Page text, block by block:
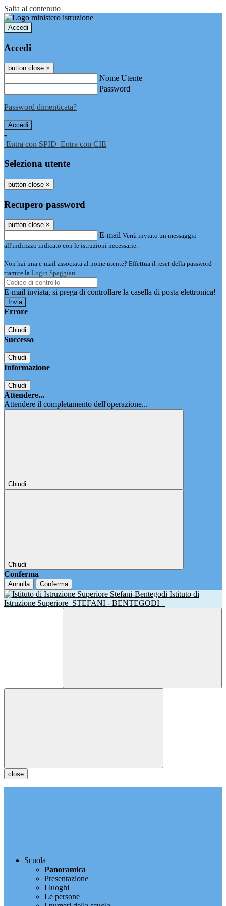
Salta al contenuto
Accedi
Accedi
button close ×
Nome Utente
Password
Password dimenticata?
-
Entra con SPID Entra con CIE
Seleziona utente
button close ×
Recupero password
button close ×
E-mail Verrà inviato un messaggio
all'indirizzo indicato con le istruzioni necessarie.
Non hai una e-mail associata al nome utente? Effettua il reset della password
tramite la Login Spaggiari
E-mail inviata, si prega di controllare la casella di posta elettronica!
Errore
Chiudi
Successo
Chiudi
Informazione
Chiudi
Attendere...
Attendere il completamento dell'operazione...
Chiudi
Chiudi
Conferma
Annulla Conferma
Istituto di
Istruzione Superiore STEFANI - BENTEGODI
close
Scuola
Panoramica
Presentazione
I luoghi
Le persone